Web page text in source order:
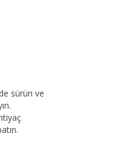
sürün ve